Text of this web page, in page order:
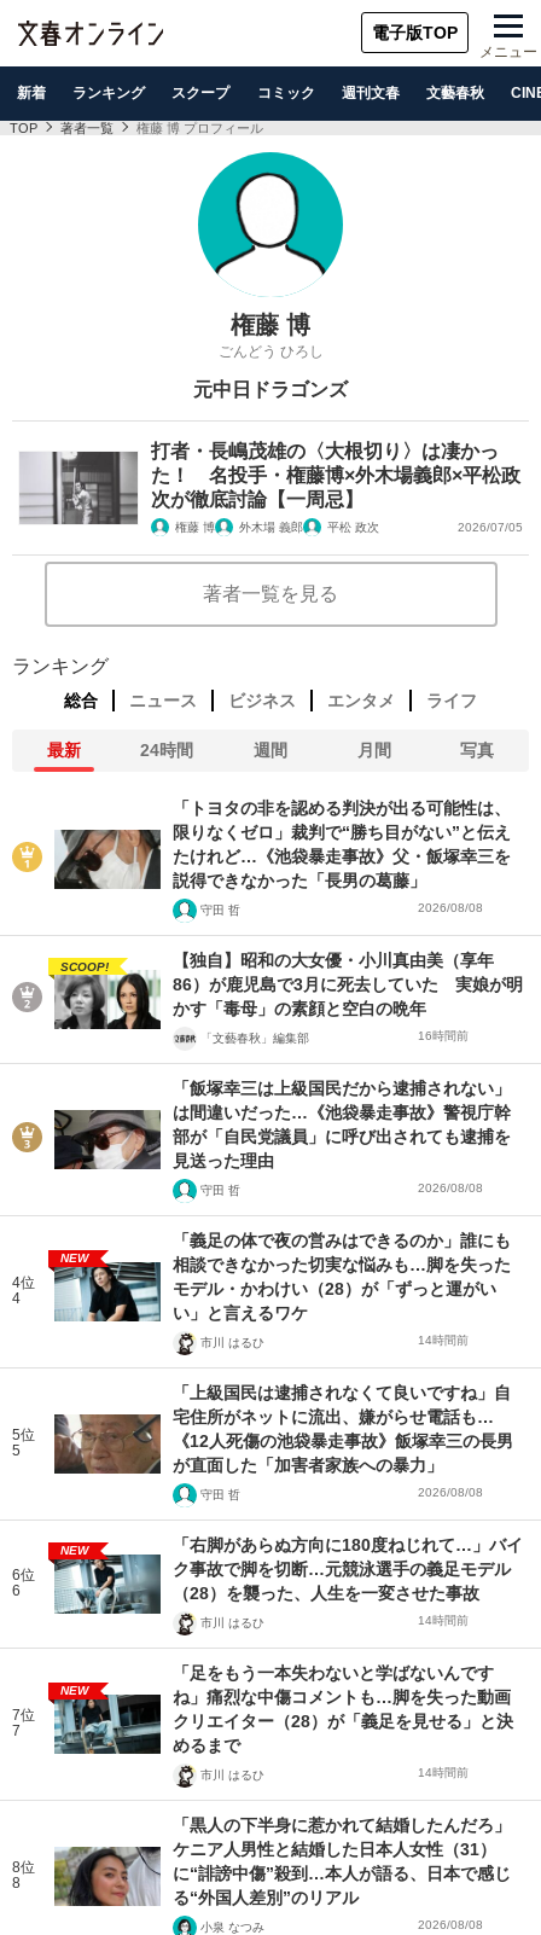
電子版TOP
メニュー
新着 ランキング スクープ コミック 週刊文春 文藝春秋
TOP 著者一覧 権藤 博 プロフィール
権藤 博
ごんどう ひろし
元中日ドラゴンズ
打者・長嶋茂雄の〈大根切り〉は凄かっ
た！ 名投手・権藤博×外木場義郎×平松政
次が徹底討論【一周忌】
権藤 博 外木場 義郎 平松 政次 2026/07/05
著者一覧を見る
ランキング
総合 ニュース ビジネス エンタメ ライフ
最新 24時間 週間 月間 写真
「トヨタの非を認める判決が出る可能性は、
限りなくゼロ」裁判で“勝ち目がない”と伝え
たけれど…《池袋暴走事故》父・飯塚幸三を
説得できなかった「長男の葛藤」
守田 哲 2026/08/08
SCOOP!
【独自】昭和の大女優・小川真由美（享年
86）が鹿児島で3月に死去していた 実娘が明
かす「毒母」の素顔と空白の晩年
「文藝春秋」編集部 16時間前
「飯塚幸三は上級国民だから逮捕されない」
は間違いだった…《池袋暴走事故》警視庁幹
部が「自民党議員」に呼び出されても逮捕を
見送った理由
守田 哲 2026/08/08
4位
4
NEW
「義足の体で夜の営みはできるのか」誰にも
相談できなかった切実な悩みも…脚を失った
モデル・かわけい（28）が「ずっと運がい
い」と言えるワケ
市川 はるひ 14時間前
5位
5
「上級国民は逮捕されなくて良いですね」自
宅住所がネットに流出、嫌がらせ電話も…
《12人死傷の池袋暴走事故》飯塚幸三の長男
が直面した「加害者家族への暴力」
守田 哲 2026/08/08
6位
6
NEW
「右脚があらぬ方向に180度ねじれて…」バイ
ク事故で脚を切断…元競泳選手の義足モデル
（28）を襲った、人生を一変させた事故
市川 はるひ 14時間前
7位
7
NEW
「足をもう一本失わないと学ばないんです
ね」痛烈な中傷コメントも…脚を失った動画
クリエイター（28）が「義足を見せる」と決
めるまで
市川 はるひ 14時間前
8位
8
「黒人の下半身に惹かれて結婚したんだろ」
ケニア人男性と結婚した日本人女性（31）
に“誹謗中傷”殺到…本人が語る、日本で感じ
る“外国人差別”のリアル
小泉 なつみ 2026/08/08